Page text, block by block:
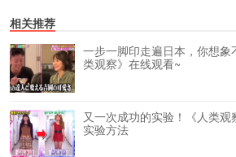
相关推荐
一步一脚印走遍日本，你想象
类观察》在线观看~
又一次成功的实验！《人类
实验方法